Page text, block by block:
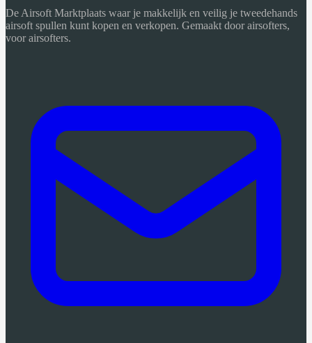
De Airsoft Marktplaats waar je makkelijk en veilig je tweedehands
airsoft spullen kunt kopen en verkopen. Gemaakt door airsofters,
voor airsofters.